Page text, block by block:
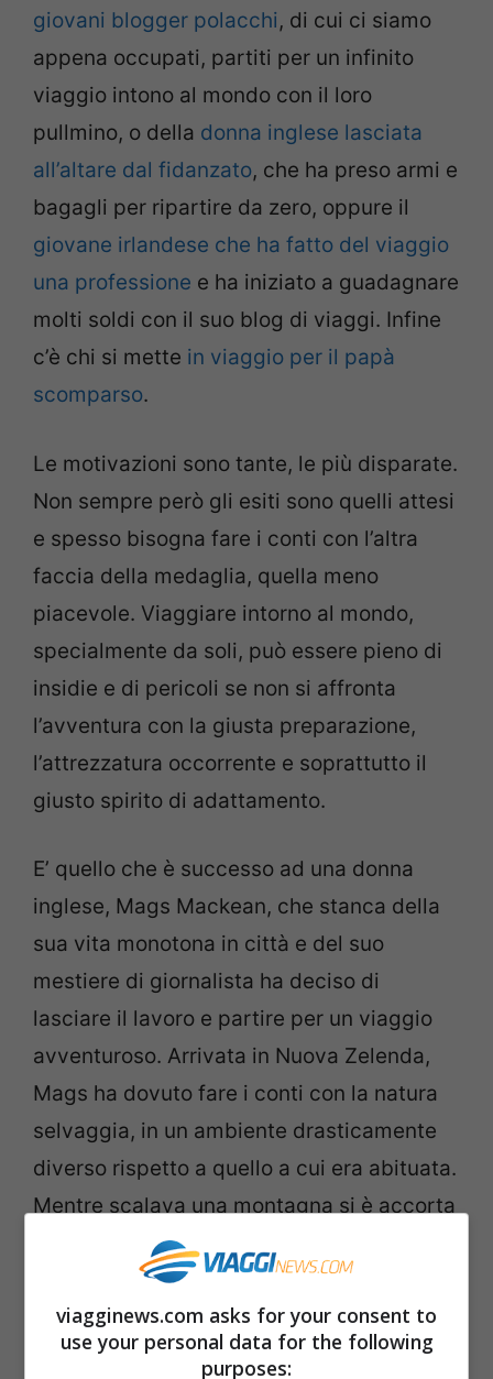
giovani blogger polacchi, di cui ci siamo
appena occupati, partiti per un infinito
viaggio intono al mondo con il loro
pullmino, o della donna inglese lasciata
all’altare dal fidanzato, che ha preso armi e
bagagli per ripartire da zero, oppure il
giovane irlandese che ha fatto del viaggio
una professione e ha iniziato a guadagnare
molti soldi con il suo blog di viaggi. Infine
c’è chi si mette in viaggio per il papà
scomparso.
Le motivazioni sono tante, le più disparate.
Non sempre però gli esiti sono quelli attesi
e spesso bisogna fare i conti con l’altra
faccia della medaglia, quella meno
piacevole. Viaggiare intorno al mondo,
specialmente da soli, può essere pieno di
insidie e di pericoli se non si affronta
l’avventura con la giusta preparazione,
l’attrezzatura occorrente e soprattutto il
giusto spirito di adattamento.
E’ quello che è successo ad una donna
inglese, Mags Mackean, che stanca della
sua vita monotona in città e del suo
mestiere di giornalista ha deciso di
lasciare il lavoro e partire per un viaggio
avventuroso. Arrivata in Nuova Zelenda,
Mags ha dovuto fare i conti con la natura
selvaggia, in un ambiente drasticamente
diverso rispetto a quello a cui era abituata.
Mentre scalava una montagna si è accorta
di essere in serio pericolo: non aveva
l’attrezzatura adeguata e faceva molto
freddo. Un’esperienza drammatica nella
quale alla fine è riuscita a cavarsela, ma
viagginews.com asks for your consent to
use your personal data for the following
purposes: